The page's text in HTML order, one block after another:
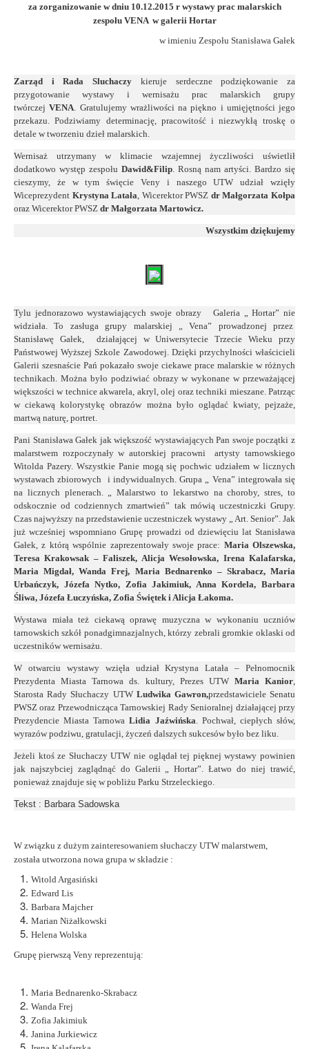
za zorganizowanie w dniu 10.12.2015 r wystawy prac malarskich
zespołu VENA w galerii Hortar
w imieniu Zespołu Stanisława Gałek
Zarząd i Rada Sluchaczy kieruje serdeczne podziękowanie za
przygotowanie wystawy i wernisażu prac malarskich grupy
twórczejVENA . Gratulujemy wrażliwości na piękno i umięjętności jego
przekazu. Podziwiamy determinację, pracowitość i niezwykłą troskę o
detale w tworzeniu dzieł malarskich.
Wernisaż utrzymany w klimacie wzajemnej życzliwości uświetlił
dodatkowo występ zespołu Dawid&Filip . Rosną nam artyści. Bardzo się
cieszymy, że w tym święcie Veny i naszego UTW udział wzięły
Wiceprezydent Krystyna Latała , Wicerektor PWSZ dr Małgorzata Kołpa
oraz Wicerektor PWSZ dr Małgorzata Martowicz.
Wszystkim dziękujemy
Tylu jednorazowo wystawiających swoje obrazy Galeria „ Hortar” nie
widziała. To zasługa grupy malarskiej „ Vena” prowadzonej przez
Stanisławę Gałek, działającej w Uniwersytecie Trzecie Wieku przy
Państwowej Wyższej Szkole Zawodowej. Dzięki przychylności właścicieli
Galerii szesnaście Pań pokazało swoje ciekawe prace malarskie w różnych
technikach. Można było podziwiać obrazy w wykonane w przeważającej
większości w technice akwarela, akryl, olej oraz techniki mieszane. Patrząc
w ciekawą kolorystykę obrazów można było oglądać kwiaty, pejzaże,
martwą naturę, portret.
Pani Stanisława Gałek jak większość wystawiających Pan swoje początki z
malarstwem rozpoczynały w autorskiej pracowni artysty tarnowskiego
Witolda Pazery. Wszystkie Panie mogą się pochwic udziałem w licznych
wystawach zbiorowych i indywidualnych. Grupa „ Vena” integrowała się
na licznych plenerach. „ Malarstwo to lekarstwo na choroby, stres, to
odskocznie od codziennych zmartwień” tak mówią uczestniczki Grupy.
Czas najwyższy na przedstawienie uczestniczek wystawy „ Art. Senior”. Jak
już wcześniej wspomniano Grupę prowadzi od dziewięciu lat Stanisława
Gałek, z którą wspólnie zaprezentowały swoje prace: Maria Olszewska,
Teresa Krakowsak – Faliszek, Alicja Wesołowska, Irena Kalafarska,
Maria Migdał, Wanda Frej, Maria Bednarenko – Skrabacz, Maria
Urbańczyk, Józefa Nytko, Zofia Jakimiuk, Anna Kordela, Barbara
Śliwa, Józefa Łuczyńska, Zofia Świętek i Alicja Łakoma.
Wystawa miała też ciekawą oprawę muzyczna w wykonaniu uczniów
tarnowskich szkół ponadgimnazjalnych, którzy zebrali gromkie oklaski od
uczestników wernisażu.
W otwarciu wystawy wzięła udział Krystyna Latała – Pełnomocnik
Prezydenta Miasta Tarnowa ds. kultury, Prezes UTW Maria Kanior
Starosta Rady Słuchaczy UTW Ludwika Gawron,przedstawiciele Senatu
PWSZ oraz Przewodnicząca Tarnowskiej Rady Senioralnej działającej przy
Prezydencie Miasta TarnowaLidia Jaźwińska . Pochwał, ciepłych słów,
wyrazów podziwu, gratulacji, życzeń dalszych sukcesów było bez liku.
Jeżeli ktoś ze Słuchaczy UTW nie oglądał tej pięknej wystawy powinien
jak najszybciej zaglądnąć do Galerii „ Hortar”. Łatwo do niej trawić,
ponieważ znajduje się w pobliżu Parku Strzeleckiego.
Tekst : Barbara Sadowska
W związku z dużym zainteresowaniem słuchaczy UTW malarstwem,
została utworzona nowa grupa w składzie :
Witold Argasiński
Edward Lis
Barbara Majcher
Marian Niżałkowski
Helena Wolska
Grupę pierwszą Veny reprezentują:
Maria Bednarenko-Skrabacz
Wanda Frej
Zofia Jakimiuk
Janina Jurkiewicz